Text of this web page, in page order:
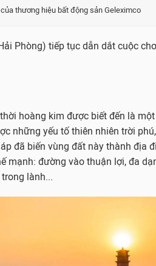
của thương hiệu bất động sản Geleximco
Phòng) tiếp tục dẫn dắt cuộc
hoàng kim được biết đến là
những yếu tố thiên nhiên trời
đã biến vùng đất này thành địa
mạnh: đường vào thuận lợi, đa
lành...